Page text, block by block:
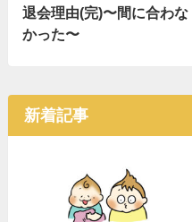
退会理由(完)〜間に合わな
かった〜
新着記事